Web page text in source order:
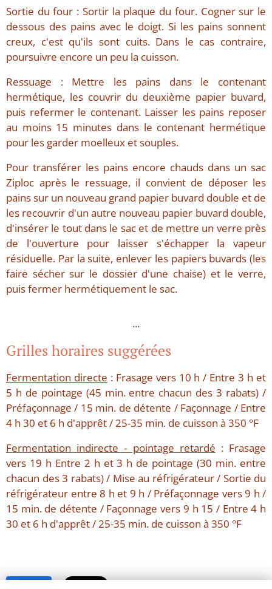
Sortie du four : Sortir la plaque du four. Cogner sur le
dessous des pains avec le doigt. Si les pains sonnent
creux, c'est qu'ils sont cuits. Dans le cas contraire,
poursuivre encore un peu la cuisson.
Ressuage : Mettre les pains dans le contenant
hermétique, les couvrir du deuxième papier buvard,
puis refermer le contenant. Laisser les pains reposer
au moins 15 minutes dans le contenant hermétique
pour les garder moelleux et souples.
Pour transférer les pains encore chauds dans un sac
Ziploc après le ressuage, il convient de déposer les
pains sur un nouveau grand papier buvard double et de
les recouvrir d'un autre nouveau papier buvard double,
d'insérer le tout dans le sac et de mettre un verre près
de l'ouverture pour laisser s'échapper la vapeur
résiduelle. Par la suite, enlever les papiers buvards (les
faire sécher sur le dossier d'une chaise) et le verre,
puis fermer hermétiquement le sac.
...
Grilles horaires suggérées
Fermentation directe : Frasage vers 10 h / Entre 3 h et
5 h de pointage (45 min. entre chacun des 3 rabats) /
Préfaçonnage / 15 min. de détente / Façonnage / Entre
4 h 30 et 6 h d'apprêt / 25-35 min. de cuisson à 350 °F
Fermentation indirecte - pointage retardé : Frasage
vers 19 h Entre 2 h et 3 h de pointage (30 min. entre
chacun des 3 rabats) / Mise au réfrigérateur / Sortie du
réfrigérateur entre 8 h et 9 h / Préfaçonnage vers 9 h /
15 min. de détente / Façonnage vers 9 h 15 / Entre 4 h
30 et 6 h d'apprêt / 25-35 min. de cuisson à 350 °F